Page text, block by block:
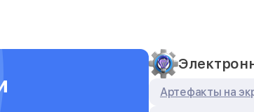
Артефакты на